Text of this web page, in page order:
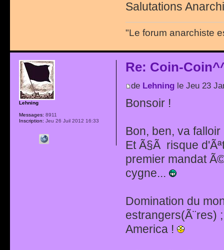
Salutations
"Le forum anarchiste
Re: Coin-
de Lehningle Jeu 23
Bonsoir !
Bon, ben, va
Et Ã§Ã risque
premier mandat
cygne...
Domination du
estrangers(Ã¨res)
America !
Lehning
Messages: 8911
Inscription: Jeu 26 Juil 2012 16:33